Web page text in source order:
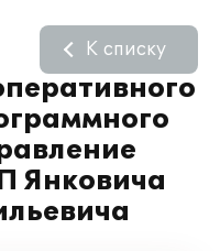
Янковича
К списку